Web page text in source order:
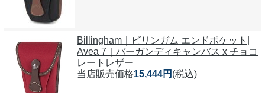
Billingham｜ビリンガム エンドポケット|
Avea 7｜バーガンディキャンバス x チョコ
レートレザー
当店販売価格15,444円 (税込)